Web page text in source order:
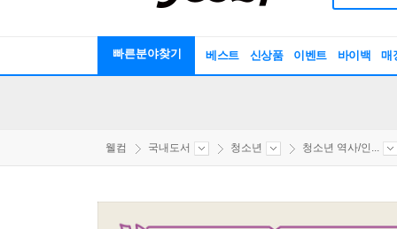
빠른분야찾기 베스트 신상품 이벤트 바이백 매
웰컴 국내도서 청소년 청소년 역사/인...